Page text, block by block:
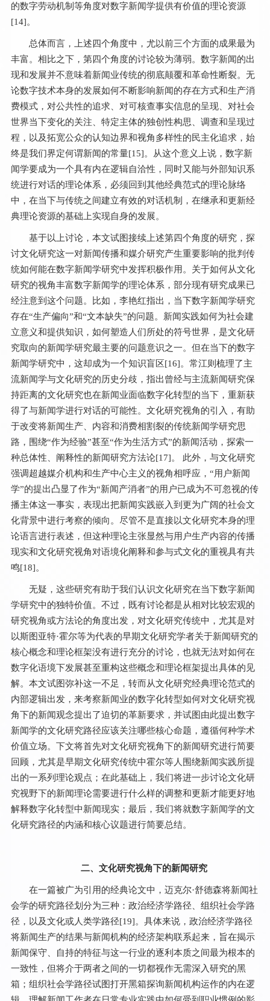
的数字劳动机制等角度对数字新闻学提供有价值的理论资源
[14]。
总体而言，上述四个角度中，尤以前三个方面的成果最为
丰富。相比之下，第四个角度的讨论较为薄弱。数字新闻的出
现和发展并不意味着新闻业传统的彻底颠覆和革命性断裂。无
论数字技术本身的发展如何不断影响新闻的存在方式和生产消
费模式，对公共性的追求、对可核查事实信息的呈现、对社会
世界当下变化的关注、特定主体的独创性构思、调查和呈现过
程，以及拓宽公众的认知边界和视角多样性的民主化追求，始
终是我们界定何谓新闻的常量[15]。从这个意义上说，数字新
闻学要成为一个具有内在逻辑自洽性，同时又能与外部知识系
统进行对话的理论体系，必须回到其他经典范式的理论脉络
中，在当下与传统之间建立有效的对话机制，在继承和更新经
典理论资源的基础上实现自身的发展。
基于以上讨论，本文试图接续上述第四个角度的研究，探
讨文化研究这一对新闻传播和媒介研究产生重要影响的批判传
统如何能在数字新闻学研究中发挥积极作用。关于如何从文化
研究的视角丰富数字新闻学的理论体系，部分现有研究成果已
经注意到这个问题。比如，李艳红指出，当下数字新闻学研究
存在“生产偏向”和“文本缺失”的问题。新闻实践如何为社会建
立意义和提供知识，如何塑造人们所处的符号世界，是文化研
究取向的新闻学研究最主要的问题意识之一。但在当下的数字
新闻学研究中，这却成为一个知识盲区[16]。常江则梳理了主
流新闻学与文化研究的历史分歧，指出曾经与主流新闻研究保
持距离的文化研究也在新闻业面临数字化转型的当下，重新获
得了与新闻学进行对话的可能性。文化研究视角的引入，有助
于改变将新闻生产、内容和消费相割裂的传统新闻学研究思
路，围绕“作为经验”甚至“作为生活方式”的新闻活动，探索一
种总体性、阐释性的新闻研究方法论[17]。 此外，与文化研究
强调超越媒介机构和生产中心主义的视角相呼应，“用户新闻
学”的提出凸显了作为“新闻产消者”的用户已成为不可忽视的传
播主体这一事实，表现出把新闻实践嵌入到更为广阔的社会文
化背景中进行考察的倾向。尽管不是直接以文化研究本身的理
论语言进行表述，但这种理论主张显然与用户生产内容的传播
现实和文化研究视角对语境化阐释和参与式文化的重视具有共
鸣[18]。
无疑，这些研究有助于我们认识文化研究在当下数字新闻
学研究中的独特价值。不过，既有讨论都是从相对比较宏观的
研究视角或方法论的角度出发，对文化研究传统中，尤其是对
以斯图亚特·霍尔等为代表的早期文化研究学者关于新闻研究的
核心概念和理论框架没有进行充分的讨论，也就无法对如何在
数字化语境下发展甚至重构这些概念和理论框架提出具体的见
解。本文试图弥补这一不足，转而从文化研究经典理论范式的
内部逻辑出发，来考察新闻业的数字化转型如何对文化研究视
角下的新闻观念提出了迫切的革新要求，并试图由此提出数字
新闻学的文化研究路径应该关注哪些核心命题，遵循何种学术
价值立场。下文将首先对文化研究视角下的新闻研究进行简要
回顾，尤其是早期文化研究传统中霍尔等人围绕新闻实践所提
出的一系列理论观点；在此基础上，我们将进一步讨论文化研
究视野下的新闻理论需要进行什么样的调整和更新才能更好地
解释数字化转型中新闻现实；最后，我们将就数字新闻学的文
化研究路径的内涵和核心议题进行简要总结。
二、文化研究视角下的新闻研究
在一篇被广为引用的经典论文中，迈克尔·舒德森将新闻社
会学的研究路径划分为三种：政治经济学路径、组织社会学路
径，以及文化或人类学路径[19]。具体来说，政治经济学路径
将新闻生产的结果与新闻机构的经济架构联系起来，旨在揭示
新闻保守、自持的特征与这一行业的逐利本质之间最为根本的
一致性，但将介于两者之间的一切都视作无需深入研究的黑
箱；组织社会学路径试图打开黑箱探询新闻机构运作的内在逻